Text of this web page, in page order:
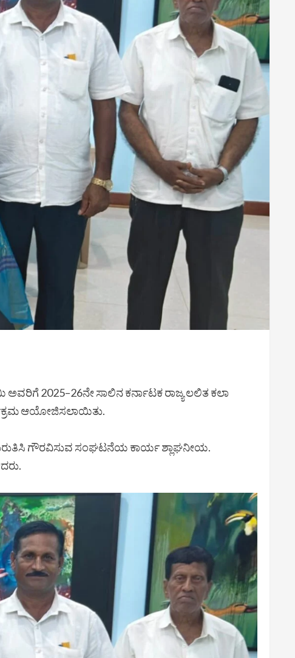
ಅವರಿಗೆ 2025–26ನೇ ಸಾಲಿನ ಕರ್ನಾಟಕ ರಾಜ್ಯ ಲಲಿತ ಕಲಾ
ಆಯೋಜಿಸಲಾಯಿತು.
ಗೌರವಿಸುವ ಸಂಘಟನೆಯ ಕಾರ್ಯ ಶ್ಲಾಘನೀಯ.